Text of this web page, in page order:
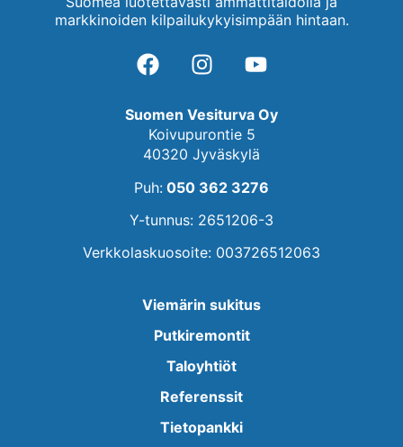
markkinoiden kilpailukykyisimpään hintaan.
Suomen Vesiturva Oy
Koivupurontie 5
40320 Jyväskylä
Puh: 050 362 3276
Y-tunnus: 2651206-3
Verkkolaskuosoite: 003726512063
Viemärin sukitus
Putkiremontit
Taloyhtiöt
Referenssit
Tietopankki